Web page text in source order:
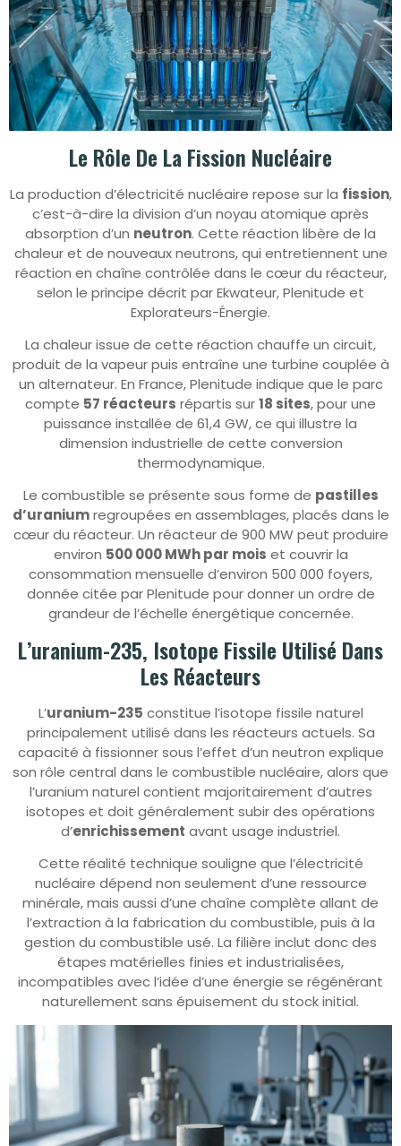
Le Rôle De La Fission Nucléaire
La production d’électricité nucléaire repose sur la fission,
c’est-à-dire la division d’un noyau atomique après
absorption d’un neutron. Cette réaction libère de la
chaleur et de nouveaux neutrons, qui entretiennent une
réaction en chaîne contrôlée dans le cœur du réacteur,
selon le principe décrit par Ekwateur, Plenitude et
Explorateurs-Énergie.
La chaleur issue de cette réaction chauffe un circuit,
produit de la vapeur puis entraîne une turbine couplée à
un alternateur. En France, Plenitude indique que le parc
compte 57 réacteurs répartis sur18 sites, pour une
puissance installée de 61,4 GW, ce qui illustre la
dimension industrielle de cette conversion
thermodynamique.
Le combustible se présente sous forme de pastilles
d’uraniumregroupées en assemblages, placés dans le
cœur du réacteur. Un réacteur de 900 MW peut produire
environ 500 000 MWh par mois et couvrir la
consommation mensuelle d’environ 500 000 foyers,
donnée citée par Plenitude pour donner un ordre de
grandeur de l’échelle énergétique concernée.
L’uranium-235, Isotope Fissile Utilisé Dans
Les Réacteurs
L’uranium-235 constitue l’isotope fissile naturel
principalement utilisé dans les réacteurs actuels. Sa
capacité à fissionner sous l’effet d’un neutron explique
son rôle central dans le combustible nucléaire, alors que
l’uranium naturel contient majoritairement d’autres
isotopes et doit généralement subir des opérations
d’enrichissement avant usage industriel.
Cette réalité technique souligne que l’électricité
nucléaire dépend non seulement d’une ressource
minérale, mais aussi d’une chaîne complète allant de
l’extraction à la fabrication du combustible, puis à la
gestion du combustible usé. La filière inclut donc des
étapes matérielles finies et industrialisées,
incompatibles avec l’idée d’une énergie se régénérant
naturellement sans épuisement du stock initial.